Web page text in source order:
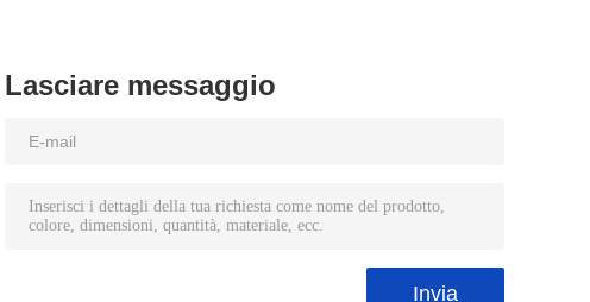
Lasciare messaggio